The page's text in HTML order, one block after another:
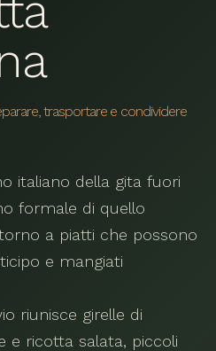
trasportare e condividere
italiano della gita fuori
formale di quello
a piatti che possono
e mangiati
riunisce girelle di
e ricotta salata, piccoli